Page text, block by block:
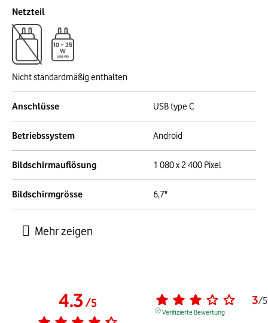
Netzteil
Nicht standardmäßig enthalten
Anschlüsse USB type C
Betriebssystem Android
Bildschirmauflösung 1 080 x 2 400 Pixel
Bildschirmgrösse 6,7"
4.3/5 3/5
Verifizierte Bewertung